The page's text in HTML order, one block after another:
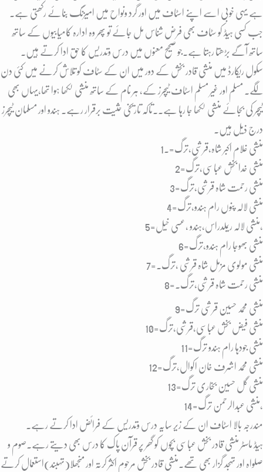
ہے یہی خوبی اسے اپنے اسٹاف میں اور گرد ونواح میں امیزنگ بنائے رکھتی ہے۔
جب کسی ہیڈ کو سٹاف بھی فرض شناس مل جائے تو پھر وہ ادارہ کامیابیوں کے ساتھ
ساتھ آگے بڑھتا رہتا ہے۔جو صحیح معنوں میں درس وتدریس کا حق ادا کرتے ہیں۔
سکول ریکارڈ میں منشی قادر بخش کے دور میں ان کے سٹاف کو تلاش کرنے میں کئی دن
لگے۔ مسلم اور غیر مسلم اسٹاف ٹیچرز کے، ہر نام کے ساتھ منشی لکھا ہوا تھا،یہاں بھی
ٹیچر کی بجائے منشی لکھا جا رہا ہے۔۔تاکہ تاریخی حثیت برقرار رہے۔ ہندو اور مسلمان ٹیچرز
درج ذیل ہیں۔
1.=منشی غلام اکبر شاہ،قرشی,ترگ
2=منشی خدا بخش عباسی،ترگ
3=منشی رحمت شاہ قرشی،ترگ
4=منشی لالہ پنوں رام ہندو،ترگ
5=منشی لالہ ریملدراس،ہندو ،عسی خیل،
6=منشی بھوجا رام ہندو،ترگ
7=منشی مولوی مزمل شاہ قرشی ،ترگ۔
8=منشی رحمت شاہ قرشی،ترگ۔
9=منشی محمد حسین قرشی ترگ
10=منشی فیض بخش عباسی،قرشی،ترگ
11=منشی جودہا رام ہندو ترگ
12=منشی محمد اشرف خان اکوال،ترگ
13=منشی گل حسین بخاری ترگ
14=منشی عبدالرحمن ترگ،
مندرجہ بالا اسٹاف ان کے زیر سایہ درس وتدریس کے فرائض ادا کرتے رہے۔
ہیڈ ماسٹر منشی قادر بخش عباسی بچوں کو گھر پر قرآن پاک کا درس بھی دیتے رہے۔صوم و
صلواہ اور تہجد گزار بھی تھے۔منشی قادر بخش مرحوم اکثر کرتہ اور منجھلا(تہبند)استعمال کرتے